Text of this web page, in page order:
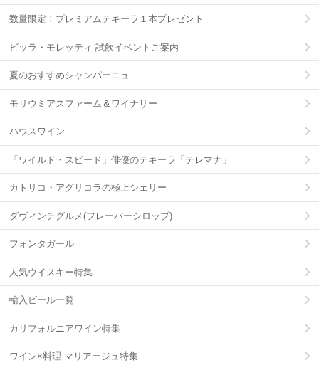
数量限定！プレミアムテキーラ１本プレゼント
ビッラ・モレッティ 試飲イベントご案内
夏のおすすめシャンパーニュ
モリウミアスファーム＆ワイナリー
ハウスワイン
「ワイルド・スピード」俳優のテキーラ「テレマナ」
カトリコ・アグリコラの極上シェリー
ダヴィンチグルメ(フレーバーシロップ)
フォンタガール
人気ウイスキー特集
輸入ビール一覧
カリフォルニアワイン特集
ワイン×料理 マリアージュ特集